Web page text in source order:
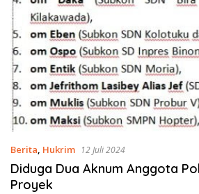
Berita, Hukrim 12 Juli 2024
Diduga Dua Aknum Anggota Polosi Alor Terlibat
Proyek